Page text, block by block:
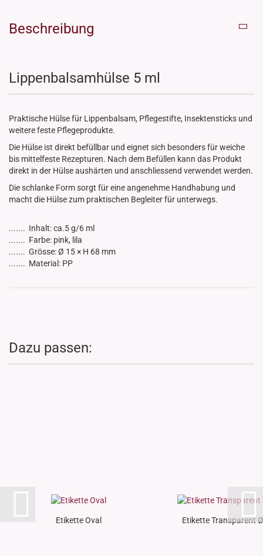
Beschreibung
Lippenbalsamhülse 5 ml
Praktische Hülse für Lippenbalsam, Pflegestifte, Insektensticks und
weitere feste Pflegeprodukte.
Die Hülse ist direkt befüllbar und eignet sich besonders für weiche
bis mittelfeste Rezepturen. Nach dem Befüllen kann das Produkt
direkt in der Hülse aushärten und anschliessend verwendet werden.
Die schlanke Form sorgt für eine angenehme Handhabung und
macht die Hülse zum praktischen Begleiter für unterwegs.
....... Inhalt: ca.5 g/6 ml
....... Farbe: pink, lila
....... Grösse: Ø 15 × H 68 mm
....... Material: PP
Dazu passen:
Etikette Oval Etikette Transparent